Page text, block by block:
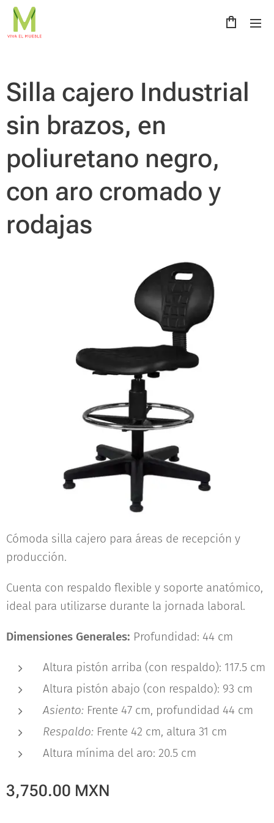
Silla cajero Industrial
sin brazos, en
poliuretano negro,
con aro cromado y
rodajas
Cómoda silla cajero para áreas de recepción y
producción.
Cuenta con respaldo flexible y soporte anatómico,
ideal para utilizarse durante la jornada laboral.
Dimensiones Generales: Profundidad: 44 cm
Altura pistón arriba (con respaldo): 117.5 cm
Altura pistón abajo (con respaldo): 93 cm
Asiento: Frente 47 cm, profundidad 44 cm
Respaldo: Frente 42 cm, altura 31 cm
Altura mínima del aro: 20.5 cm
3,750.00 MXN